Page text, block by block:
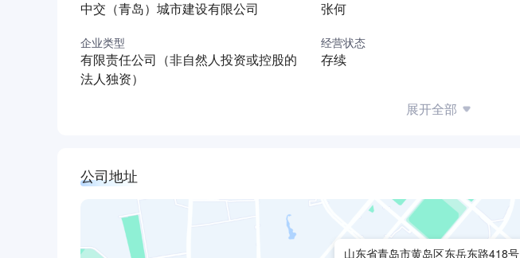
中交（青岛）城市建设有限公司 张何
企业类型
有限责任公司（非自然人投资或控股的
法人独资）
经营状态
存续
展开全部
公司地址
山东省青岛市黄岛区东岳东路418号